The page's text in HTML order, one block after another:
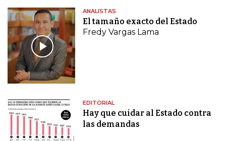
ANALISTAS
El tamaño exacto del Estado
Fredy Vargas Lama
EDITORIAL
Hay que cuidar al Estado contra
las demandas